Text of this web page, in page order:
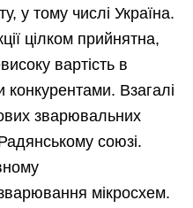
у тому числі Україна.
цілком прийнятна,
вартість в
конкурентами. Взагалі
зварювальних
союзі.
мікросхем.